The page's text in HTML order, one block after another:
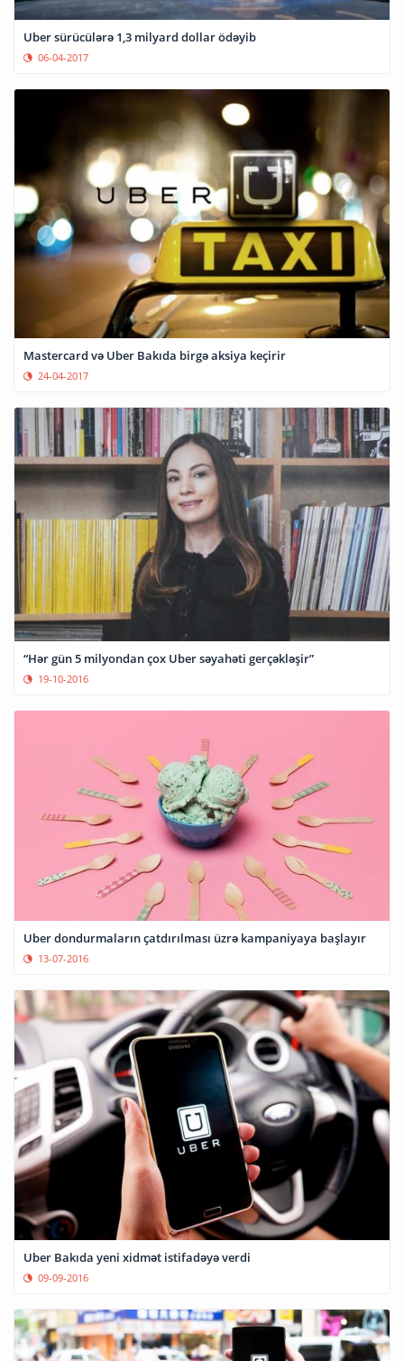
Uber sürücülərə 1,3 milyard dollar ödəyib
06-04-2017
Mastercard və Uber Bakıda birgə aksiya keçirir
24-04-2017
“Hər gün 5 milyondan çox Uber səyahəti gerçəkləşir”
19-10-2016
Uber dondurmaların çatdırılması üzrə kampaniyaya başlayır
13-07-2016
Uber Bakıda yeni xidmət istifadəyə verdi
09-09-2016